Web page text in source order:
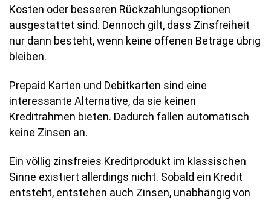
Kosten oder besseren Rückzahlungsoptionen
ausgestattet sind. Dennoch gilt, dass Zinsfreiheit
nur dann besteht, wenn keine offenen Beträge übrig
bleiben.
Prepaid Karten und Debitkarten sind eine
interessante Alternative, da sie keinen
Kreditrahmen bieten. Dadurch fallen automatisch
keine Zinsen an.
Ein völlig zinsfreies Kreditprodukt im klassischen
Sinne existiert allerdings nicht. Sobald ein Kredit
entsteht, entstehen auch Zinsen, unabhängig von